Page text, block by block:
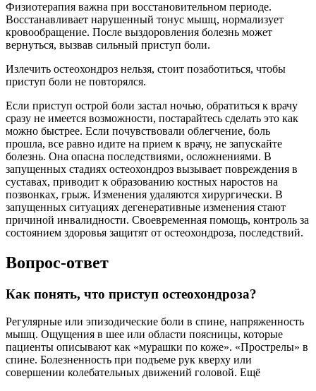
Физиотерапия важна при восстановительном периоде.
Восстанавливает нарушенный тонус мышц, нормализует
кровообращение. После выздоровления болезнь может
вернуться, вызвав сильный приступ боли.
Излечить остеохондроз нельзя, стоит позаботиться, чтобы
приступ боли не повторялся.
Если приступ острой боли застал ночью, обратиться к врачу
сразу не имеется возможности, постарайтесь сделать это как
можно быстрее. Если почувствовали облегчение, боль
прошла, все равно идите на прием к врачу, не запускайте
болезнь. Она опасна последствиями, осложнениями. В
запущенных стадиях остеохондроз вызывает повреждения в
суставах, приводит к образованию костных наростов на
позвонках, грыж. Изменения удаляются хирургически. В
запущенных ситуациях дегенеративные изменения стают
причиной инвалидности. Своевременная помощь, контроль за
состоянием здоровья защитят от остеохондроза, последствий.
Вопрос-ответ
Как понять, что приступ остеохондроза?
Регулярные или эпизодические боли в спине, напряженность
мышц. Ощущения в шее или области поясницы, которые
пациенты описывают как «мурашки по коже». «Прострелы» в
спине. Болезненность при подъеме рук кверху или
совершении колебательных движений головой. Ещё